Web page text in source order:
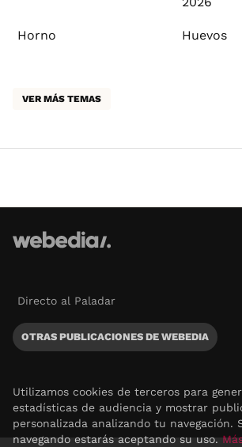
Horno Huevos
VER MÁS TEMAS
Directo al Paladar
OTRAS PUBLICACIONES DE WEBEDIA
Utilizamos cookies de terceros para
estadísticas de audiencia y mostrar
personalizada analizando tu navegación.
navegando estarás aceptando su uso.